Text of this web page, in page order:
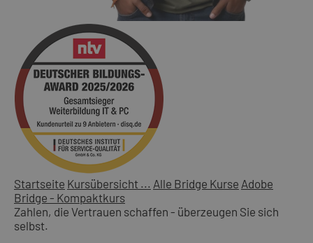
Startseite Kursübersicht ... Alle Bridge Kurse Adobe
Bridge - Kompaktkurs
Zahlen, die Vertrauen schaffen - überzeugen Sie sich
selbst.